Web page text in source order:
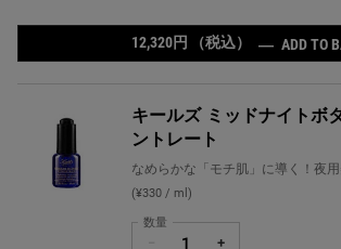
12,320円 （税込） ― ADD TO
キールズ ミッドナイトボ
ントレート
なめらかな「モチ肌」に導く！夜
(¥330 / ml)
数量
+